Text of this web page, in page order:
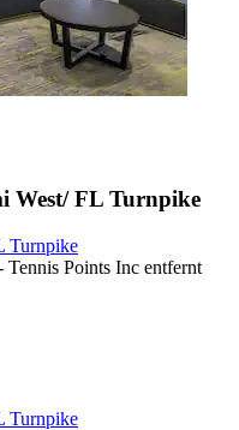
FL Turnpike
Turnpike
Points Inc entfernt
Turnpike